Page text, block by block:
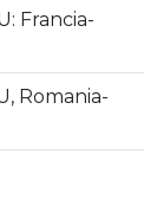
Francia-
Romania-